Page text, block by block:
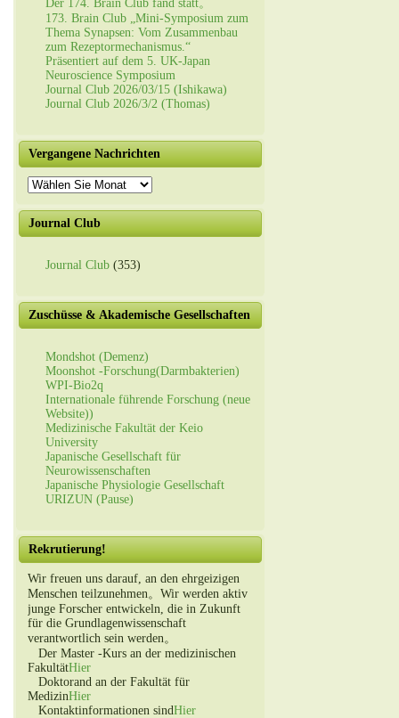
Der 174. Brain Club fand statt。
173. Brain Club „Mini-Symposium zum
Thema Synapsen: Vom Zusammenbau
zum Rezeptormechanismus.“
Präsentiert auf dem 5. UK-Japan
Neuroscience Symposium
Journal Club 2026/03/15 (Ishikawa)
Journal Club 2026/3/2 (Thomas)
Vergangene Nachrichten
Vergangene
Nachrichten
Journal Club
Journal Club (353)
Zuschüsse & Akademische Gesellschaften
Mondshot (Demenz)
Moonshot -Forschung(Darmbakterien)
WPI-Bio2q
Internationale führende Forschung (neue
Website))
Medizinische Fakultät der Keio
University
Japanische Gesellschaft für
Neurowissenschaften
Japanische Physiologie Gesellschaft
URIZUN (Pause)
Rekrutierung!
Wir freuen uns darauf, an den ehrgeizigen
Menschen teilzunehmen。Wir werden aktiv
junge Forscher entwickeln, die in Zukunft
für die Grundlagenwissenschaft
verantwortlich sein werden。
Der Master -Kurs an der medizinischen
FakultätHier
Doktorand an der Fakultät für
MedizinHier
Kontaktinformationen sindHier